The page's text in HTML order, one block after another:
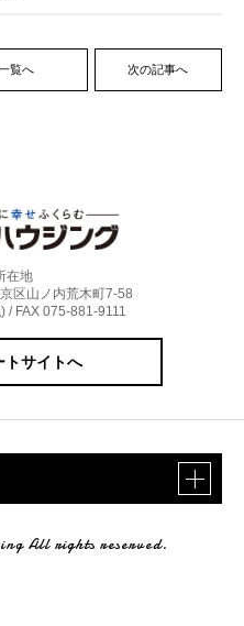
覧へ 次の記事へ
在地
区山ノ内荒木町7-58
/ FAX 075-881-9111
トサイトへ
All rights reserved.